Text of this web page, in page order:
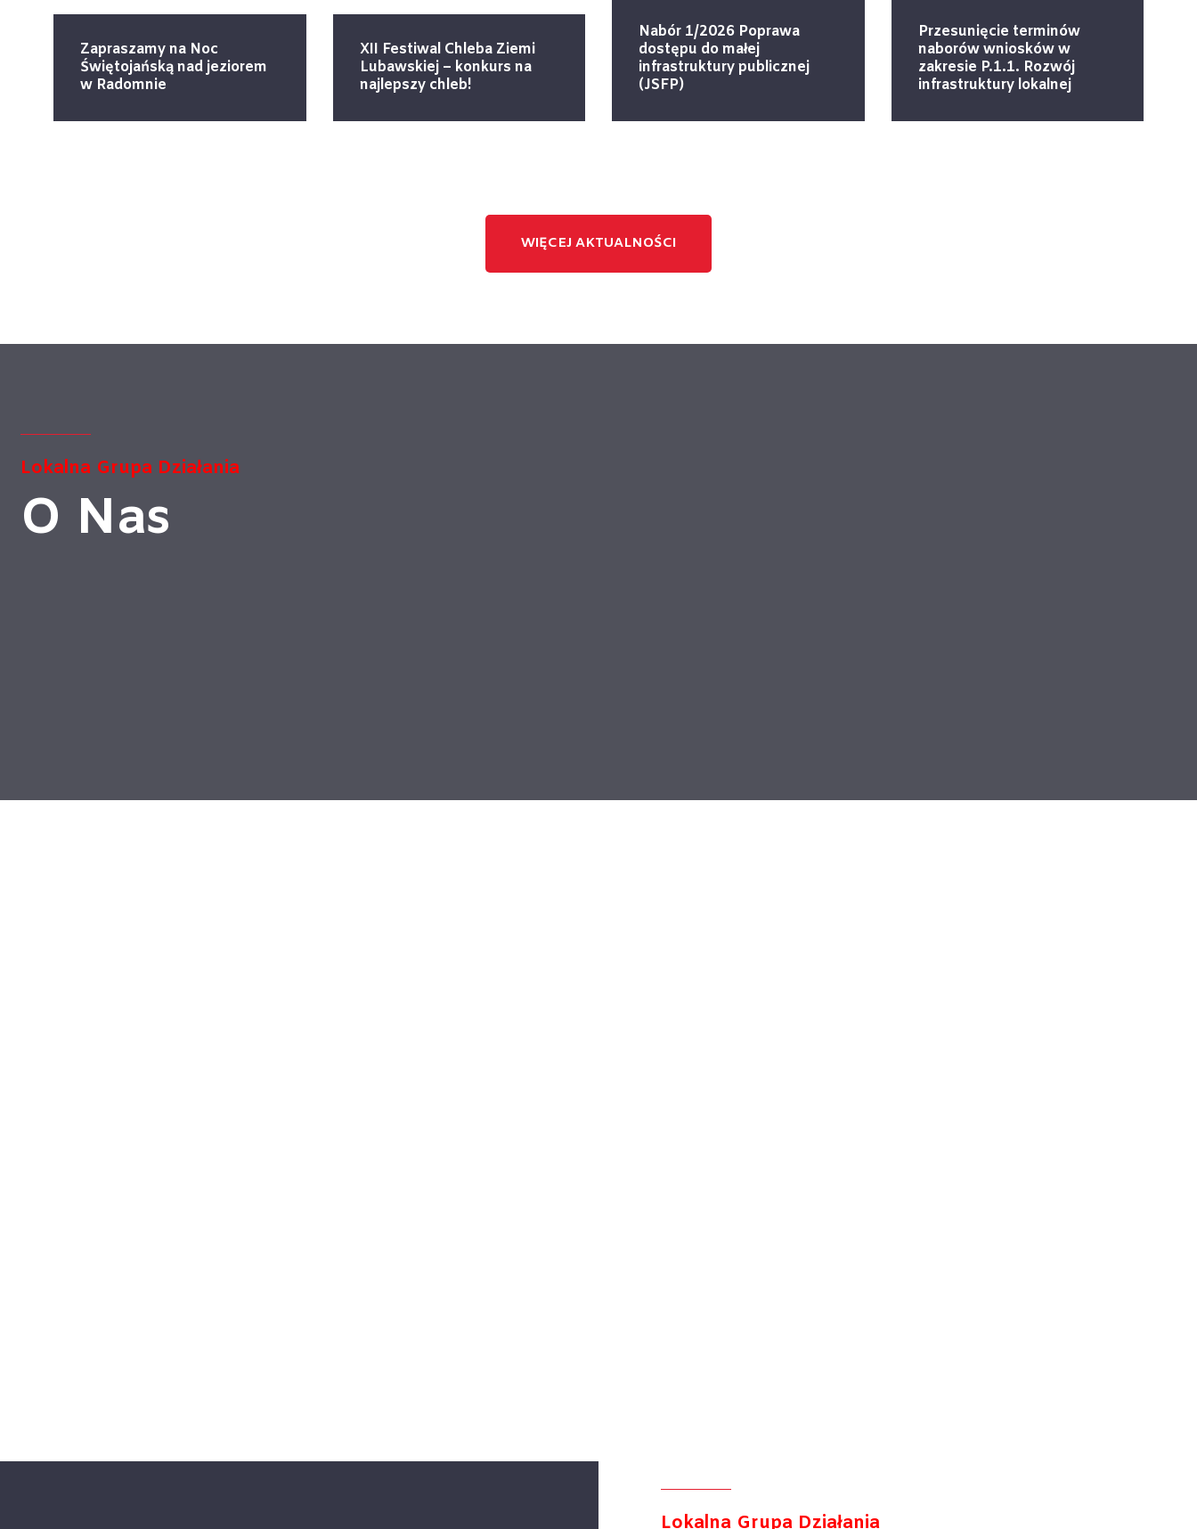
Zapraszamy na Noc
Świętojańską nad jeziorem
w Radomnie
XII Festiwal Chleba Ziemi
Lubawskiej – konkurs na
najlepszy chleb!
Nabór 1/2026 Poprawa
dostępu do małej
infrastruktury publicznej
(JSFP)
Przesunięcie terminów
naborów wniosków w
zakresie P.1.1. Rozwój
infrastruktury lokalnej
WIĘCEJ AKTUALNOŚCI
Lokalna Grupa Działania
O Nas
Lokalna Grupa Działania